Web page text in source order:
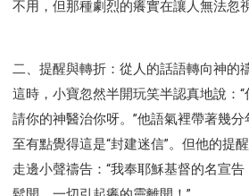
不用，但那種劇烈的癢實在讓人無法忽視
二、提醒與轉折：從人的話語轉向神的
這時，小寶忽然半開玩笑半認真地說：
請你的神醫治你呀。”他語氣裡帶著幾
至有點覺得這是“封建迷信”。但他的提
走邊小聲禱告：“我奉耶穌基督的名宣